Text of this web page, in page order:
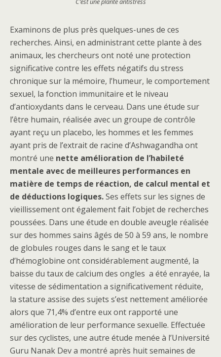
Examinons de plus près quelques-unes de ces
recherches. Ainsi, en administrant cette plante à des
animaux, les chercheurs ont noté une protection
significative contre les effets négatifs du stress
chronique sur la mémoire, l’humeur, le comportement
sexuel, la fonction immunitaire et le niveau
d’antioxydants dans le cerveau. Dans une étude sur
l’être humain, réalisée avec un groupe de contrôle
ayant reçu un placebo, les hommes et les femmes
ayant pris de l’extrait de racine d’Ashwagandha ont
montré une nette amélioration de l’habileté
mentale avec de meilleures performances en
matière de temps de réaction, de calcul mental et
de déductions logiques.Ses effets sur les signes de
vieillissement ont également fait l’objet de recherches
poussées. Dans une étude en double aveugle réalisée
sur des hommes sains âgés de 50 à 59 ans, le nombre
de globules rouges dans le sang et le taux
d’hémoglobine ont considérablement augmenté, la
baisse du taux de calcium des ongles a été enrayée, la
vitesse de sédimentation a significativement réduite,
la stature assise des sujets s’est nettement améliorée
alors que 71,4% d’entre eux ont rapporté une
amélioration de leur performance sexuelle. Effectuée
sur des cyclistes, une autre étude menée à l’Université
Guru Nanak Dev a montré après huit semaines de